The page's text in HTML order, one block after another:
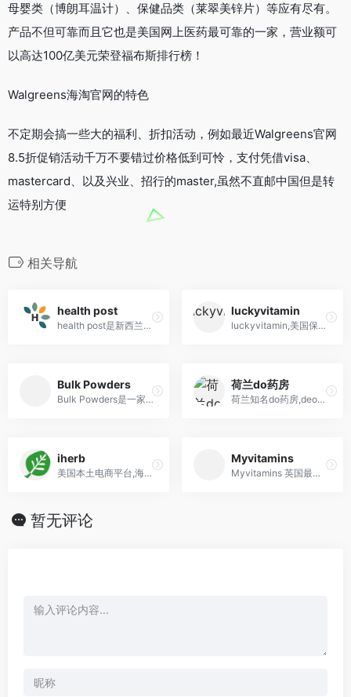
母婴类（博朗耳温计）、保健品类（莱翠美锌片）等应有尽有。
产品不但可靠而且它也是美国网上医药最可靠的一家，营业额可
以高达100亿美元荣登福布斯排行榜！
Walgreens海淘官网的特色
不定期会搞一些大的福利、折扣活动，例如最近Walgreens官网
8.5折促销活动千万不要错过价格低到可怜，支付凭借visa、
mastercard、以及兴业、招行的master,虽然不直邮中国但是转
运特别方便
相关导航
health post
health post是新西兰海淘保健品网站,支持直邮,支付宝
luckyvitamin
luckyvitamin,美国保健品海淘购物网站
Bulk Powders
Bulk Powders是一家总部位于英国的保健营养品牌，专注于提供高质量的蛋白粉、氨基酸、维生素等营养补充品，为健身爱好者和健康意识者提供全面的营养支持。
荷兰do药房
荷兰知名do药房,deonlinedrogist,可直邮中国
iherb
美国本土电商平台,海淘保健品首选,向全世界150 多个国家/地区提供高品质天然保健品
Myvitamins
Myvitamins 英国最好的“维他命”，是一家专注提供高质量营养补充品的品牌，致力于支持个人的整体健康和福祉。支持支付宝，满50英镑免邮中国。
暂无评论